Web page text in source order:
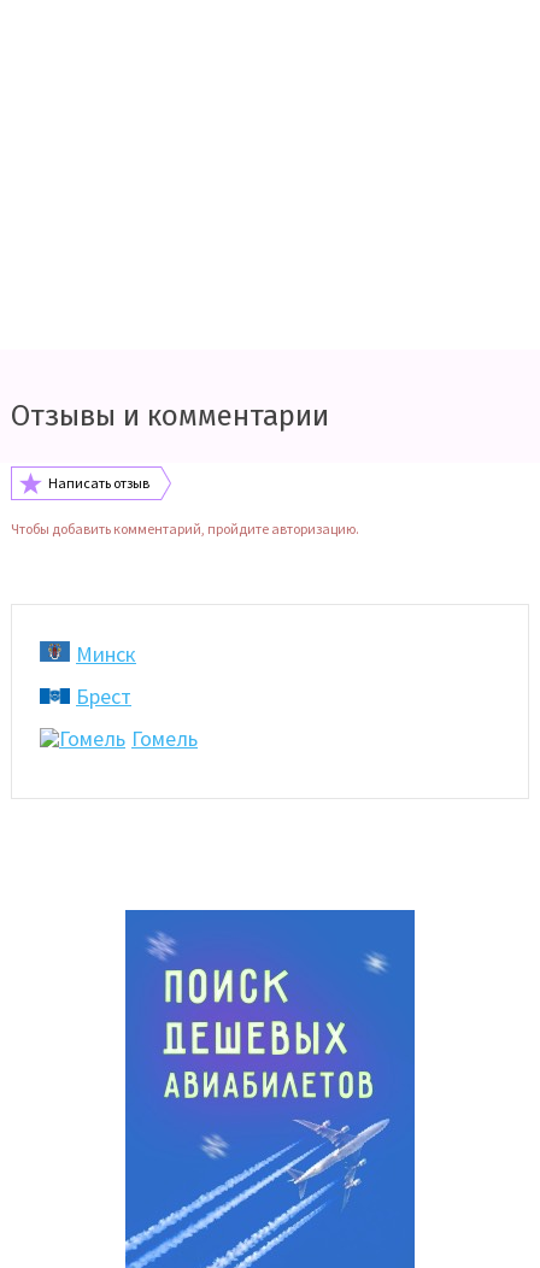
Отзывы и комментарии
Написать отзыв
Чтобы добавить комментарий, пройдите авторизацию.
Минск
Брест
Гомель